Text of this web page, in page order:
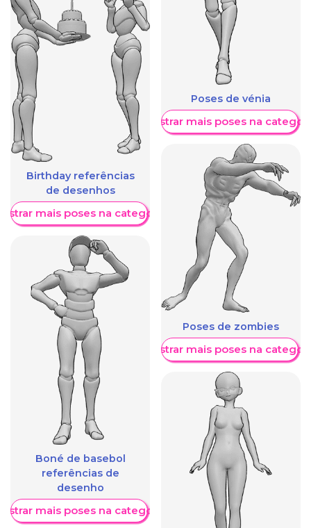
Birthday referências
de desenhos
mais poses na categoria
Boné de basebol
referências de
desenho
mais poses na categoria
Poses de vénia
Mostrar mais poses na
Poses de zombies
Mostrar mais poses na